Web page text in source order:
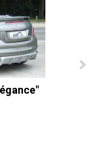
avec
GT & V6